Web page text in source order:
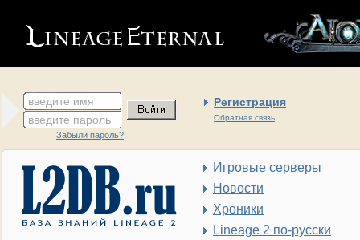
введите имя Регистрация
Обратная связь
введите пароль
Забыли пароль?
Игровые серверы
Новости
Хроники
Lineage 2 по-русски